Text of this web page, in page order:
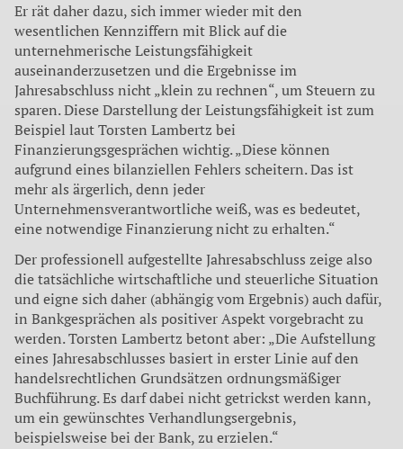
Er rät daher dazu, sich immer wieder mit den
wesentlichen Kennziffern mit Blick auf die
unternehmerische Leistungsfähigkeit
auseinanderzusetzen und die Ergebnisse im
Jahresabschluss nicht „klein zu rechnen“, um Steuern zu
sparen. Diese Darstellung der Leistungsfähigkeit ist zum
Beispiel laut Torsten Lambertz bei
Finanzierungsgesprächen wichtig. „Diese können
aufgrund eines bilanziellen Fehlers scheitern. Das ist
mehr als ärgerlich, denn jeder
Unternehmensverantwortliche weiß, was es bedeutet,
eine notwendige Finanzierung nicht zu erhalten.“
Der professionell aufgestellte Jahresabschluss zeige also
die tatsächliche wirtschaftliche und steuerliche Situation
und eigne sich daher (abhängig vom Ergebnis) auch dafür,
in Bankgesprächen als positiver Aspekt vorgebracht zu
werden. Torsten Lambertz betont aber: „Die Aufstellung
eines Jahresabschlusses basiert in erster Linie auf den
handelsrechtlichen Grundsätzen ordnungsmäßiger
Buchführung. Es darf dabei nicht getrickst werden kann,
um ein gewünschtes Verhandlungsergebnis,
beispielsweise bei der Bank, zu erzielen.“